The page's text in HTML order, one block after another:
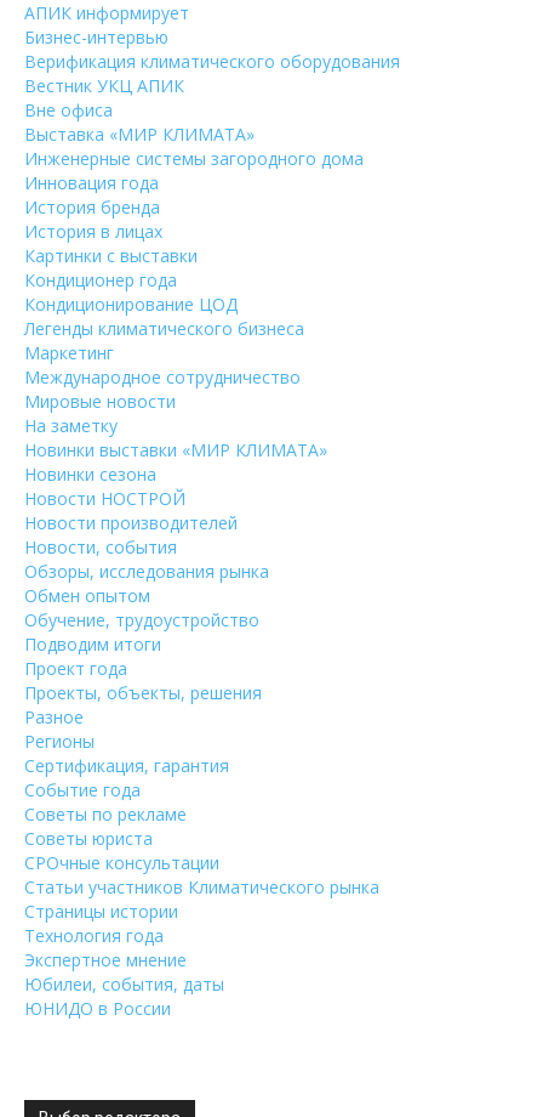
АПИК информирует
Бизнес-интервью
Верификация климатического оборудования
Вестник УКЦ АПИК
Вне офиса
Выставка «МИР КЛИМАТА»
Инженерные системы загородного дома
Инновация года
История бренда
История в лицах
Картинки с выставки
Кондиционер года
Кондиционирование ЦОД
Легенды климатического бизнеса
Маркетинг
Международное сотрудничество
Мировые новости
На заметку
Новинки выставки «МИР КЛИМАТА»
Новинки сезона
Новости НОСТРОЙ
Новости производителей
Новости, события
Обзоры, исследования рынка
Обмен опытом
Обучение, трудоустройство
Подводим итоги
Проект года
Проекты, объекты, решения
Разное
Регионы
Сертификация, гарантия
Событие года
Советы по рекламе
Советы юриста
СРОчные консультации
Статьи участников Климатического рынка
Страницы истории
Технология года
Экспертное мнение
Юбилеи, события, даты
ЮНИДО в России